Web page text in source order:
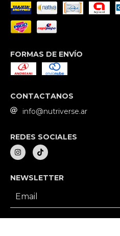
FORMAS DE ENVÍO
CONTACTANOS
info@nutriverse.ar
REDES SOCIALES
NEWSLETTER